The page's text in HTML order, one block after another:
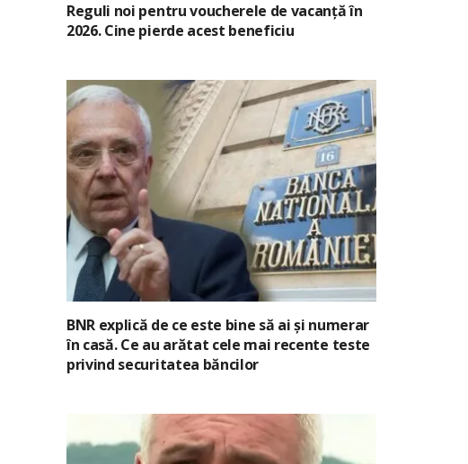
Reguli noi pentru voucherele de vacanță în
2026. Cine pierde acest beneficiu
BNR explică de ce este bine să ai și numerar
în casă. Ce au arătat cele mai recente teste
privind securitatea băncilor